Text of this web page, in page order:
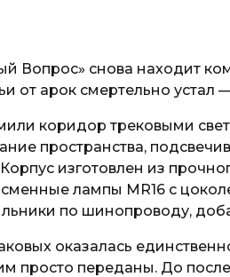
Вопрос» снова находит
от арок смертельно устал
коридор трековыми
пространства,
Корпус изготовлен из
лампы MR16 с
по шинопроводу,
оказалась
просто переданы. До